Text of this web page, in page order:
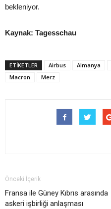
bekleniyor.
Kaynak: Tagesschau
ETIKETLER Airbus Almanya
Macron
Merz
Önceki İçerik
Fransa ile Güney Kıbrıs arasında
askeri işbirliği anlaşması